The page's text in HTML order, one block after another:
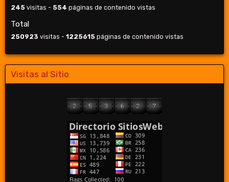
245 visitas - 554 páginas de contenido vistas
Total
250923 visitas - 1225615 páginas de contenido vistas
Visitas al Sitio